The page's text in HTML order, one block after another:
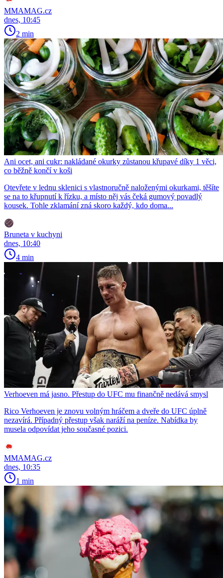
MMAMAG.cz
dnes, 10:45
2 min
Ani ocet, ani cukr: nakládané okurky zůstanou křupavé díky 1 věci,
co běžně končí v koši
Otevřete v lednu sklenici s vlastnoručně naloženými okurkami, těšíte
se na to křupnutí k řízku, a místo něj vás čeká gumový povadlý
kousek. Tohle zklamání zná skoro každý, kdo doma...
Bruneta v kuchyni
dnes, 10:40
4 min
Verhoeven má jasno. Přestup do UFC mu finančně nedává smysl
Rico Verhoeven je znovu volným hráčem a dveře do UFC úplně
nezavírá. Případný přestup však naráží na peníze. Nabídka by
musela odpovídat jeho současné pozici.
MMAMAG.cz
dnes, 10:35
1 min